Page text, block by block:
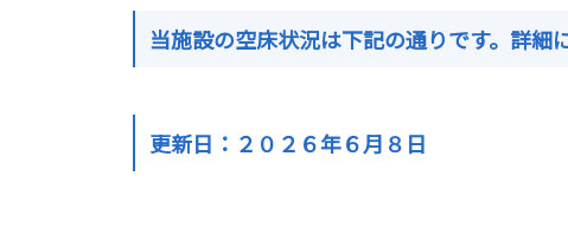
当施設の空床状況は下記の通りです。詳
更新日：２０２６年６月８ 日